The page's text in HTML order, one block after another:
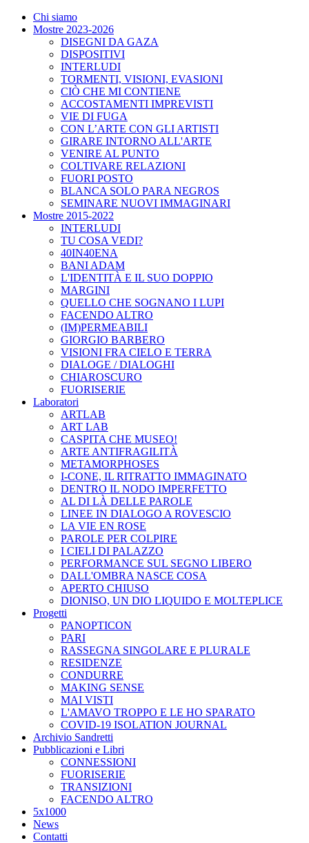
Chi siamo
Mostre 2023-2026
DISEGNI DA GAZA
DISPOSITIVI
INTERLUDI
TORMENTI, VISIONI, EVASIONI
CIÒ CHE MI CONTIENE
ACCOSTAMENTI IMPREVISTI
VIE DI FUGA
CON L’ARTE CON GLI ARTISTI
GIRARE INTORNO ALL'ARTE
VENIRE AL PUNTO
COLTIVARE RELAZIONI
FUORI POSTO
BLANCA SOLO PARA NEGROS
SEMINARE NUOVI IMMAGINARI
Mostre 2015-2022
INTERLUDI
TU COSA VEDI?
40IN40ENA
BANI ADAM
L'IDENTITÀ E IL SUO DOPPIO
MARGINI
QUELLO CHE SOGNANO I LUPI
FACENDO ALTRO
(IM)PERMEABILI
GIORGIO BARBERO
VISIONI FRA CIELO E TERRA
DIALOGE / DIALOGHI
CHIAROSCURO
FUORISERIE
Laboratori
ARTLAB
ART LAB
CASPITA CHE MUSEO!
ARTE ANTIFRAGILITÀ
METAMORPHOSES
I-CONE, IL RITRATTO IMMAGINATO
DENTRO IL NODO IMPERFETTO
AL DI LÀ DELLE PAROLE
LINEE IN DIALOGO A ROVESCIO
LA VIE EN ROSE
PAROLE PER COLPIRE
I CIELI DI PALAZZO
PERFORMANCE SUL SEGNO LIBERO
DALL'OMBRA NASCE COSA
APERTO CHIUSO
DIONISO, UN DIO LIQUIDO E MOLTEPLICE
Progetti
PANOPTICON
PARI
RASSEGNA SINGOLARE E PLURALE
RESIDENZE
CONDURRE
MAKING SENSE
MAI VISTI
L'AMAVO TROPPO E LE HO SPARATO
COVID-19 ISOLATION JOURNAL
Archivio Sandretti
Pubblicazioni e Libri
CONNESSIONI
FUORISERIE
TRANSIZIONI
FACENDO ALTRO
5x1000
News
Contatti